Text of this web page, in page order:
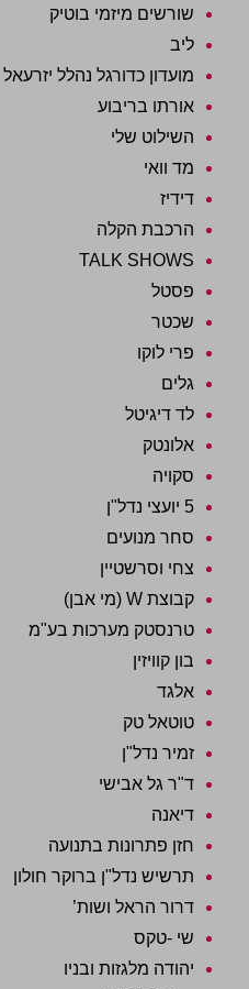
שורשים מיזמי בוטיק
ליב
מועדון כדורגל נהלל יזרעאל
אורתו בריבוע
השילוט שלי
מד וואי
דידיז
הרכבת הקלה
TALK SHOWS
פסטל
שכטר
פרי לוקו
גלים
לד דיגיטל
אלונטק
סקויה
5 יועצי נדל"ן
סחר מנועים
צחי וסרשטיין
קבוצת W (מי אבן)
טרנסטק מערכות בע"מ
בון קוויזין
אלגד
טוטאל טק
זמיר נדל"ן
ד"ר גל אבישי
דיאנה
חזן פתרונות בתנועה
תרשיש נדל"ן ברוקר חולון
דרור הראל ושות’
שי -טקס
יהודה מלגזות ובניו